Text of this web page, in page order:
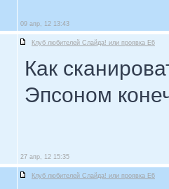
09 апр, 12 13:43
Клуб любителей Слайда! или проявка E6
Как
Эпсоном
27 апр, 12 15:35
Клуб любителей Слайда! или проявка E6